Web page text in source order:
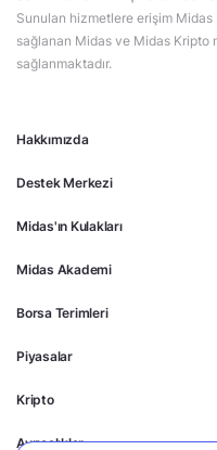
Hakkımızda
Destek Merkezi
Midas'ın Kulakları
Midas Akademi
Borsa Terimleri
Piyasalar
Kripto
Ayrıcalıklar
Sunulan hizmetlere erişim Midas
sağlanan Midas ve Midas Kripto
sağlanmaktadır.